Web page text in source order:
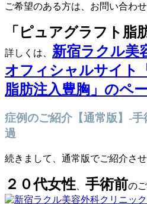
ご希望のある方は、お問い合わせ
「ピュアグラフト脂
詳しくは、 新宿ラクル美
オフィシャルサイト
脂肪注入豊胸」のペ
症例のご紹介【通常版】-
過
続きまして、通常版でご紹介させ
２０代女性 手術前の